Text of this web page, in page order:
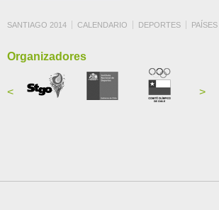
SANTIAGO 2014 CALENDARIO DEPORTES PAÍSES
Organizadores
< >